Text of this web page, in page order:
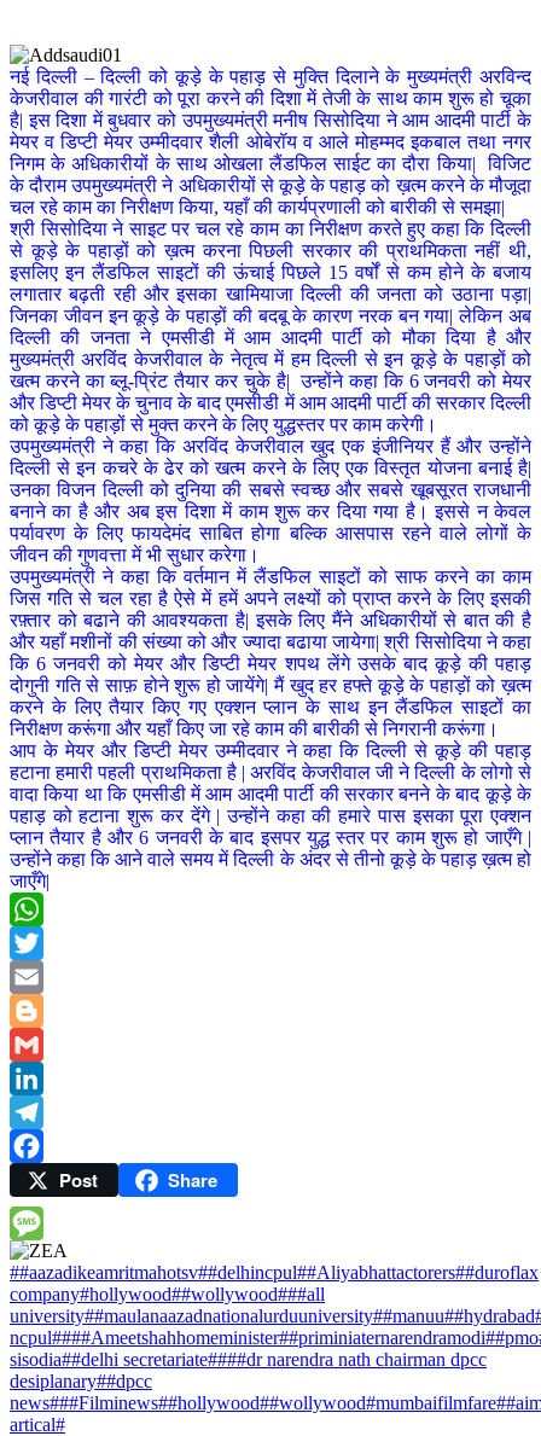
नई दिल्ली – दिल्ली को कूड़े के पहाड़ से मुक्ति दिलाने के मुख्यमंत्री अरविन्द
केजरीवाल की गारंटी को पूरा करने की दिशा में तेजी के साथ काम शुरू हो चूका
है| इस दिशा में बुधवार को उपमुख्यमंत्री मनीष सिसोदिया ने आम आदमी पार्टी के
मेयर व डिप्टी मेयर उम्मीदवार शैली ओबेरॉय व आले मोहम्मद इकबाल तथा नगर
निगम के अधिकारीयों के साथ ओखला लैंडफिल साईट का दौरा किया| विजिट
के दौराम उपमुख्यमंत्री ने अधिकारीयों से कूड़े के पहाड़ को ख़त्म करने के मौजूदा
चल रहे काम का निरीक्षण किया, यहाँ की कार्यप्रणाली को बारीकी से समझा|
श्री सिसोदिया ने साइट पर चल रहे काम का निरीक्षण करते हुए कहा कि दिल्ली
से कूड़े के पहाड़ों को ख़त्म करना पिछली सरकार की प्राथमिकता नहीं थी,
इसलिए इन लैंडफिल साइटों की ऊंचाई पिछले 15 वर्षों से कम होने के बजाय
लगातार बढ़ती रही और इसका खामियाजा दिल्ली की जनता को उठाना पड़ा|
जिनका जीवन इन कूड़े के पहाड़ों की बदबू के कारण नरक बन गया| लेकिन अब
दिल्ली की जनता ने एमसीडी में आम आदमी पार्टी को मौका दिया है और
मुख्यमंत्री अरविंद केजरीवाल के नेतृत्व में हम दिल्ली से इन कूड़े के पहाड़ों को
खत्म करने का ब्लू-प्रिंट तैयार कर चुके है| उन्होंने कहा कि 6 जनवरी को मेयर
और डिप्टी मेयर के चुनाव के बाद एमसीडी में आम आदमी पार्टी की सरकार दिल्ली
को कूड़े के पहाड़ों से मुक्त करने के लिए युद्धस्तर पर काम करेगी।
उपमुख्यमंत्री ने कहा कि अरविंद केजरीवाल खुद एक इंजीनियर हैं और उन्होंने
दिल्ली से इन कचरे के ढेर को खत्म करने के लिए एक विस्तृत योजना बनाई है|
उनका विजन दिल्ली को दुनिया की सबसे स्वच्छ और सबसे खूबसूरत राजधानी
बनाने का है और अब इस दिशा में काम शुरू कर दिया गया है। इससे न केवल
पर्यावरण के लिए फायदेमंद साबित होगा बल्कि आसपास रहने वाले लोगों के
जीवन की गुणवत्ता में भी सुधार करेगा।
उपमुख्यमंत्री ने कहा कि वर्तमान में लैंडफिल साइटों को साफ करने का काम
जिस गति से चल रहा है ऐसे में हमें अपने लक्ष्यों को प्राप्त करने के लिए इसकी
रफ़्तार को बढाने की आवश्यकता है| इसके लिए मैंने अधिकारीयों से बात की है
और यहाँ मशीनों की संख्या को और ज्यादा बढाया जायेगा| श्री सिसोदिया ने कहा
कि 6 जनवरी को मेयर और डिप्टी मेयर शपथ लेंगे उसके बाद कूड़े की पहाड़
दोगुनी गति से साफ़ होने शुरू हो जायेंगे| मैं खुद हर हफ्ते कूड़े के पहाड़ों को ख़त्म
करने के लिए तैयार किए गए एक्शन प्लान के साथ इन लैंडफिल साइटों का
निरीक्षण करूंगा और यहाँ किए जा रहे काम की बारीकी से निगरानी करूंगा।
आप के मेयर और डिप्टी मेयर उम्मीदवार ने कहा कि दिल्ली से कूड़े की पहाड़
हटाना हमारी पहली प्राथमिकता है | अरविंद केजरीवाल जी ने दिल्ली के लोगो से
वादा किया था कि एमसीडी में आम आदमी पार्टी की सरकार बनने के बाद कूड़े के
पहाड़ को हटाना शुरू कर देंगे | उन्होंने कहा की हमारे पास इसका पूरा एक्शन
प्लान तैयार है और 6 जनवरी के बाद इसपर युद्ध स्तर पर काम शुरू हो जाएँगे |
उन्होंने कहा कि आने वाले समय में दिल्ली के अंदर से तीनो कूड़े के पहाड़ ख़त्म हो
जाएँगे|
WhatsApp
Twitter
Email
Blogger
Gmail
LinkedIn
Telegram
Facebook
Post Share
Message
##aazadikeamritmahotsv##delhincpul##Aliyabhattactorers##duroflax
company#hollywood##wollywood###all
ncpul##
sisodia##delhi secretariate####dr narendra nath chairman dpcc
desiplanary##dpcc
news###Filminews##hollywood##wollywood#mumbaifilmfare#
artical#